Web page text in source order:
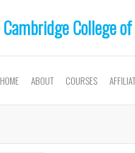
Cambridge College
HOME ABOUT COURSES